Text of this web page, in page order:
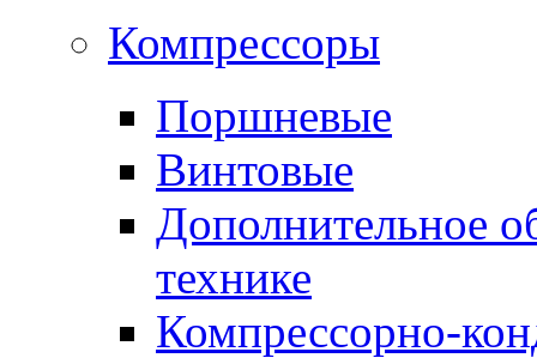
Компрессоры
Поршневые
Винтовые
Дополнительное
технике
Компрессорно-